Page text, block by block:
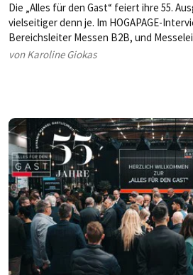
Die „Alles für den Gast“ feiert ihre 55.
vielseitiger denn je. Im HOGAPAGE-
Bereichsleiter Messen B2B, und
welche Highlights das Jubiläum bringt,
von Karoline Giokas